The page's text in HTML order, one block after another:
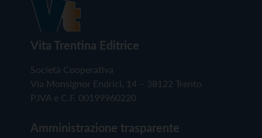
Vita Trentina Editrice
Società Cooperativa
Via Monsignor Endrici, 14 – 38122 Trento
P.IVA e C.F. 00199960220
Amministrazione trasparente